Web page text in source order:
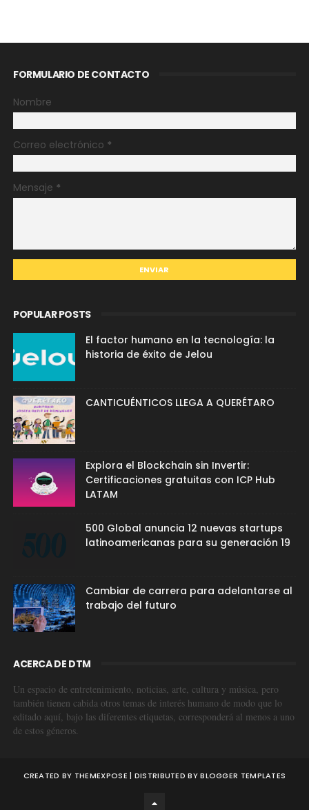
FORMULARIO DE CONTACTO
Nombre
Correo electrónico *
Mensaje *
POPULAR POSTS
El factor humano en la tecnología: la
historia de éxito de Jelou
CANTICUÉNTICOS LLEGA A QUERÉTARO
Explora el Blockchain sin Invertir:
Certificaciones gratuitas con ICP Hub
LATAM
500 Global anuncia 12 nuevas startups
latinoamericanas para su generación 19
Cambiar de carrera para adelantarse al
trabajo del futuro
ACERCA DE DTM
Un espacio de entretenimiento, noticias, arte, cultura y música, pero
también tienen cabida otros temas de interés humano de modo que lo
editado aquí, bajo las diferentes etiquetas, corresponderá al menos a uno
de estos géneros.
CREATED BY THEMEXPOSE | DISTRIBUTED BYBLOGGER TEMPLATES